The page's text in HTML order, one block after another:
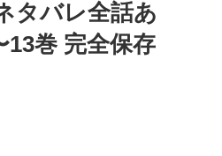
タバレ全話あ
13巻 完全保存